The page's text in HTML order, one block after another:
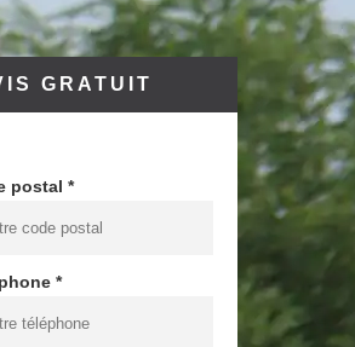
GRATUIT
postal *
*